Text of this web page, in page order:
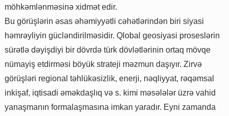
möhkəmlənməsinə xidmət edir.
Bu görüşlərin əsas əhəmiyyətli cəhətlərindən biri siyasi
həmrəyliyin gücləndirilməsidir. Qlobal geosiyasi proseslərin
sürətlə dəyişdiyi bir dövrdə türk dövlətlərinin ortaq mövqe
nümayiş etdirməsi böyük strateji məzmun daşıyır. Zirvə
görüşləri regional təhlükəsizlik, enerji, nəqliyyat, rəqəmsal
inkişaf, iqtisadi əməkdaşlıq və s. kimi məsələlər üzrə vahid
yanaşmanın formalaşmasına imkan yaradır. Eyni zamanda